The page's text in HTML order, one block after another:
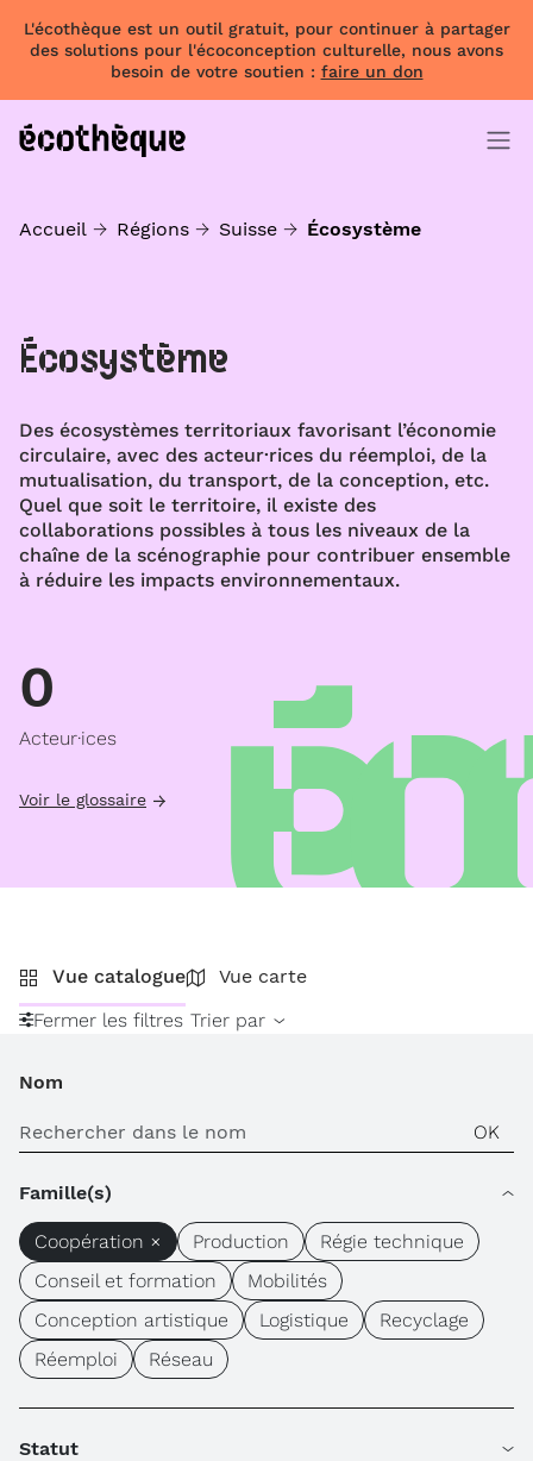
L'écothèque est un outil gratuit, pour continuer à partager
des solutions pour l'écoconception culturelle, nous avons
besoin de votre soutien : faire un don
Accueil Régions Suisse Écosystème
Écosystème
Des écosystèmes territoriaux favorisant l’économie
circulaire, avec des acteur·rices du réemploi, de la
mutualisation, du transport, de la conception, etc.
Quel que soit le territoire, il existe des
collaborations possibles à tous les niveaux de la
chaîne de la scénographie pour contribuer ensemble
à réduire les impacts environnementaux.
0
Acteur·ices
Voir le glossaire
Vue catalogue
Vue carte
Fermer les filtres Trier par
Nom
Famille(s)
Coopération × Production
Régie technique
Conseil et formation
Mobilités
Conception artistique
Logistique
Recyclage
Réemploi
Réseau
Statut